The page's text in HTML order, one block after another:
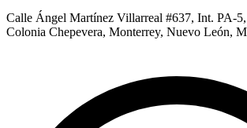
Calle Ángel Martínez Villarreal #637, Int. PA-5,
Colonia Chepevera, Monterrey, Nuevo León,